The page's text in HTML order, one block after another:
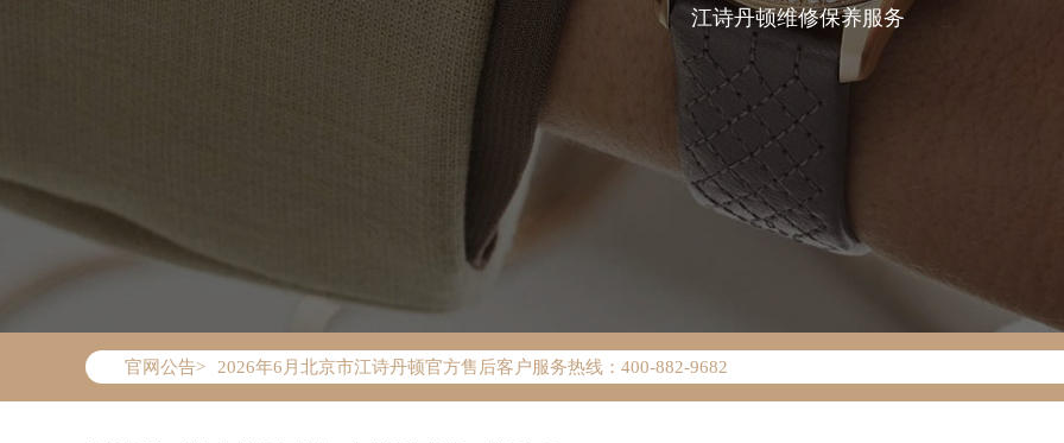
江诗丹顿维修保养服务
官网公告>
2026年6月江诗丹顿北京市售后服务网络优化升级公告
2026年6月北京市江诗丹顿官方售后客户服务热线：400-882-9682
2026年6月江诗丹顿售后服务中心最新网点地址：
北京市东城区东长安街1号东方广场写字楼W3座6层602室（需提前预约）